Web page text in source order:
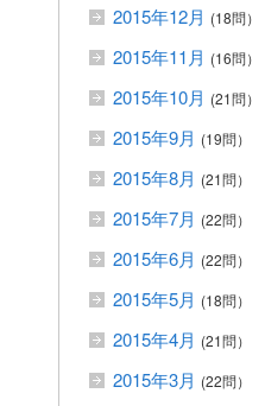
2015年12月 (18問）
2015年11月 (16問）
2015年10月 (21問）
2015年9月 (19問）
2015年8月 (21問）
2015年7月 (22問）
2015年6月 (22問）
2015年5月 (18問）
2015年4月 (21問）
2015年3月 (22問）